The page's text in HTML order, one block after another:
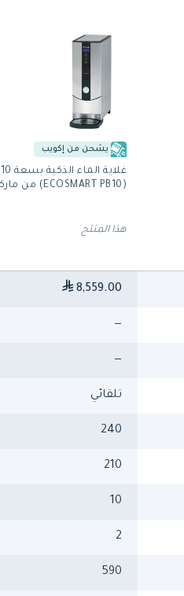
يشحن من إكويب
(ECOSMART PB10) من ماركو
هذا المنتج
8,559.00
—
—
تلقائي
240
210
10
2
590